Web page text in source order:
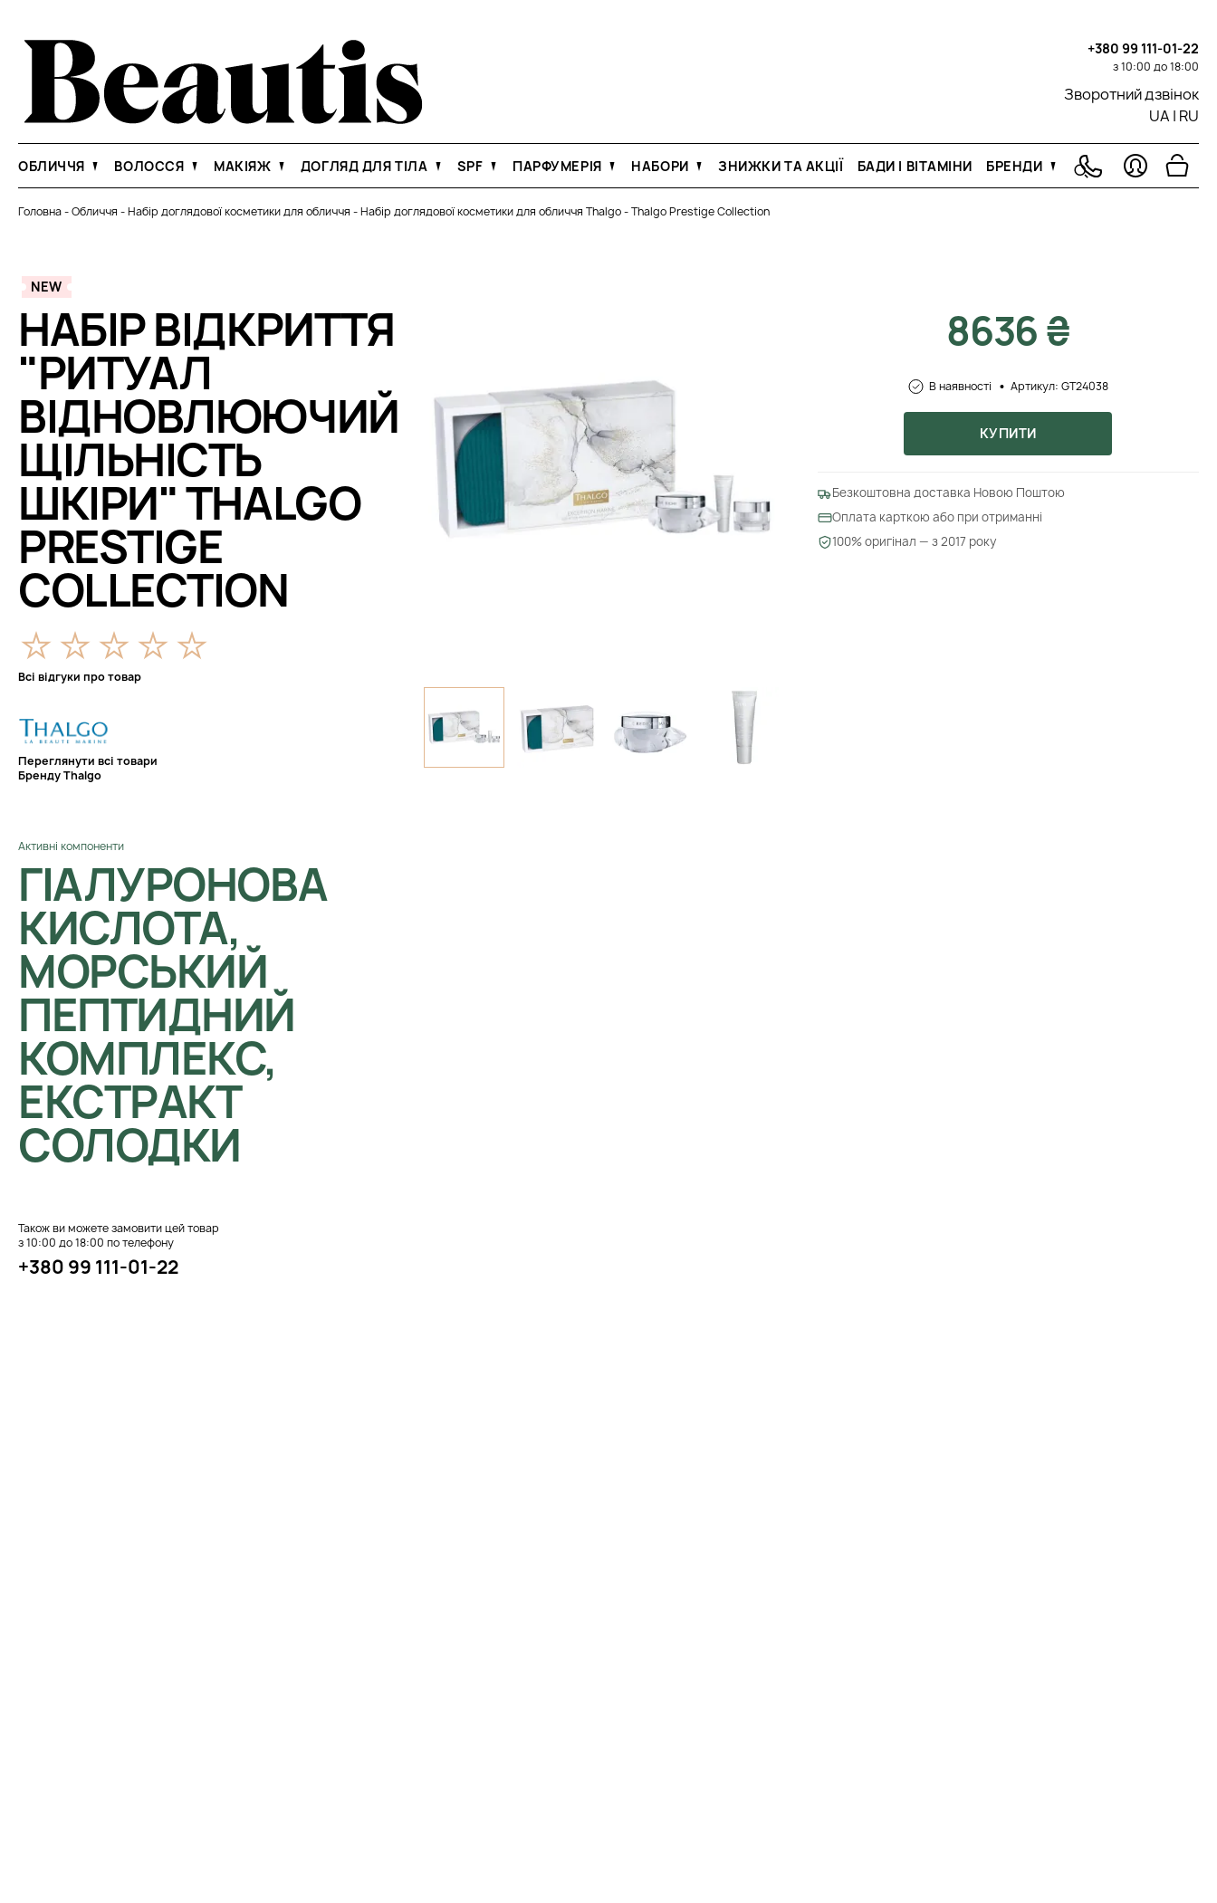
+380 99 111-01-22
з 10:00 до 18:00
Зворотний дзвінок
UA | RU
ОБЛИЧЧЯ ВОЛОССЯ МАКІЯЖ ДОГЛЯД ДЛЯ ТІЛА SPF ПАРФУМЕРІЯ НАБОРИ ЗНИЖКИ ТА АКЦІЇ БАДИ І ВІТАМІНИ БРЕНДИ
Головна-Обличчя -Набір доглядової косметики для обличчя -Набір доглядової косметики для обличчя Thalgo-Thalgo Prestige Collection
NEW
НАБІР ВІДКРИТТЯ
"РИТУАЛ
ВІДНОВЛЮЮЧИЙ
ЩІЛЬНІСТЬ
ШКІРИ" THALGO
PRESTIGE
COLLECTION
Всі відгуки про товар
Переглянути всі товари
Бренду Thalgo
Активні компоненти
ГІАЛУРОНОВА
КИСЛОТА,
МОРСЬКИЙ
ПЕПТИДНИЙ
КОМПЛЕКС,
ЕКСТРАКТ
СОЛОДКИ
Також ви можете замовити цей товар
з 10:00 до 18:00 по телефону
+380 99 111-01-22
8636 ₴
В наявності Артикул: GT24038
КУПИТИ
Безкоштовна доставка Новою Поштою
Оплата карткою або при отриманні
100% оригінал — з 2017 року